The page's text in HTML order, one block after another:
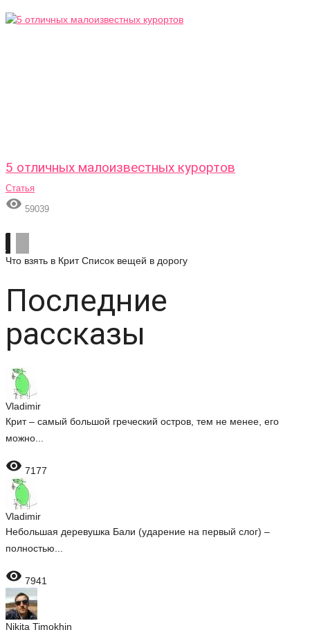
5 отличных малоизвестных курортов
Статья
 59039
Что взять в Крит Список вещей в дорогу
Последние
рассказы
Vladimir
Крит – самый большой греческий остров, тем не менее, его
можно...
 7177
Vladimir
Небольшая деревушка Бали (ударение на первый слог) –
полностью...
 7941
Nikita Timokhin